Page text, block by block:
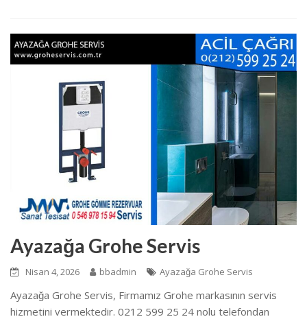
Ayazağa Grohe Servis
Nisan 4, 2026 bbadmin Ayazağa Grohe Servis
Ayazağa Grohe Servis, Firmamız Grohe markasının servis
hizmetini vermektedir. 0212 599 25 24 nolu telefondan